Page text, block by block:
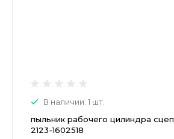
В наличии: 1 шт.
пыльник рабочего цилиндра
2123-1602518